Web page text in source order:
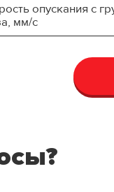
опускания с
мм/с